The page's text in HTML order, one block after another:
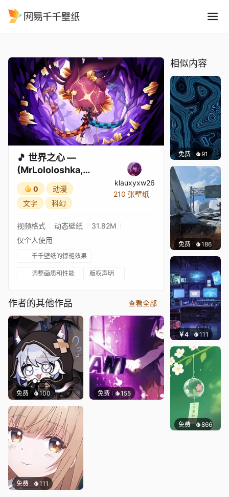
🎵 世界之心 —
(MrLololoshka,
Archmage
Eternal, Восход,
PryAnnya) • 宇宙
0
动漫
文字
科幻
klauxyxw26
210 张壁纸
视频格式 动态壁纸
31.82M
仅个人使用
千千壁纸的惊艳效果
调整画质和性能 版权声明
作者的其他作品 查看全部
免费 100 免费 155
免费 111
相似内容
免费 91
免费 186
￥4 111 楚梦缘
免费 866好看